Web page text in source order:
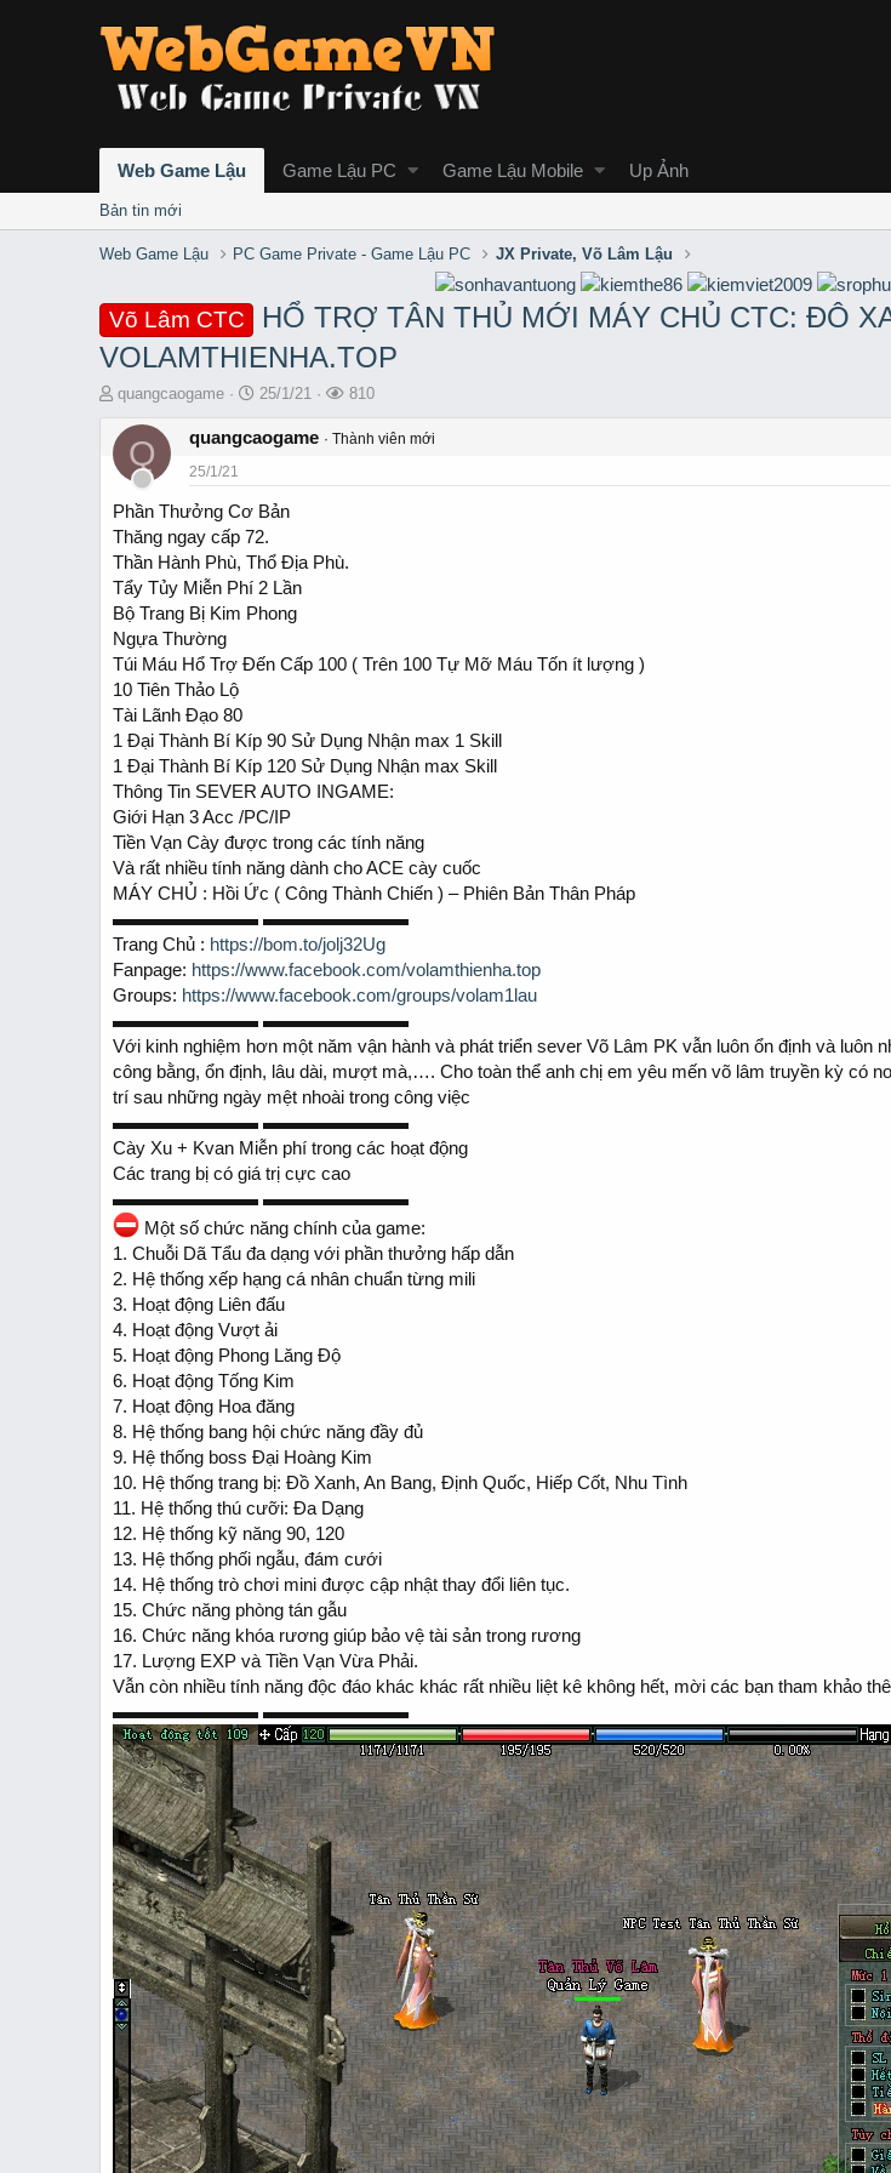
Web Game Lậu Game Lậu PC Game Lậu Mobile Up Ảnh
Bản tin mới
Web Game Lậu PC Game Private - Game Lậu PC JX Private, Võ Lâm Lậu
Võ Lâm CTC
HỔ TRỢ TÂN THỦ MỚI MÁY CHỦ CTC: ĐÔ
VOLAMTHIENHA.TOP
T
r
a
d
t
a
r
t
e
r
quangcaogame
S
a
d
a
t
e
25/1/21
L
ợ
810
Q quangcaogame
Thành viên mới
25/1/21
Phần Thưởng Cơ Bản
Thăng ngay cấp 72.
Thần Hành Phù, Thổ Địa Phù.
Tẩy Tủy Miễn Phí 2 Lần
Bộ Trang Bị Kim Phong
Ngựa Thường
Túi Máu Hổ Trợ Đến Cấp 100 ( Trên 100 Tự Mỡ Máu Tốn ít lượng )
10 Tiên Thảo Lộ
Tài Lãnh Đạo 80
1 Đại Thành Bí Kíp 90 Sử Dụng Nhận max 1 Skill
1 Đại Thành Bí Kíp 120 Sử Dụng Nhận max Skill
Thông Tin SEVER AUTO INGAME:
Giới Hạn 3 Acc /PC/IP
Tiền Vạn Cày được trong các tính năng
Và rất nhiều tính năng dành cho ACE cày cuốc
MÁY CHỦ : Hồi Ức ( Công Thành Chiến ) – Phiên Bản Thân Pháp
▬▬▬▬▬▬▬▬ ▬▬▬▬▬▬▬▬
Trang Chủ : https://bom.to/jolj32Ug
Fanpage: https://www.facebook.com/volamthienha.top
Groups: https://www.facebook.com/groups/volam1lau
▬▬▬▬▬▬▬▬ ▬▬▬▬▬▬▬▬
Với kinh nghiệm hơn một năm vận hành và phát triển sever Võ Lâm PK vẫn luôn ổn định và luôn
công bằng, ổn định, lâu dài, mượt mà,…. Cho toàn thể anh chị em yêu mến võ lâm truyền kỳ có
trí sau những ngày mệt nhoài trong công việc
▬▬▬▬▬▬▬▬ ▬▬▬▬▬▬▬▬
Cày Xu + Kvan Miễn phí trong các hoạt động
Các trang bị có giá trị cực cao
▬▬▬▬▬▬▬▬ ▬▬▬▬▬▬▬▬
Một số chức năng chính của game:
1. Chuỗi Dã Tẩu đa dạng với phần thưởng hấp dẫn
2. Hệ thống xếp hạng cá nhân chuẩn từng mili
3. Hoạt động Liên đấu
4. Hoạt động Vượt ải
5. Hoạt động Phong Lăng Độ
6. Hoạt động Tống Kim
7. Hoạt động Hoa đăng
8. Hệ thống bang hội chức năng đầy đủ
9. Hệ thống boss Đại Hoàng Kim
10. Hệ thống trang bị: Đồ Xanh, An Bang, Định Quốc, Hiếp Cốt, Nhu Tình
11. Hệ thống thú cưỡi: Đa Dạng
12. Hệ thống kỹ năng 90, 120
13. Hệ thống phối ngẫu, đám cưới
14. Hệ thống trò chơi mini được cập nhật thay đổi liên tục.
15. Chức năng phòng tán gẫu
16. Chức năng khóa rương giúp bảo vệ tài sản trong rương
17. Lượng EXP và Tiền Vạn Vừa Phải.
Vẫn còn nhiều tính năng độc đáo khác khác rất nhiều liệt kê không hết, mời các bạn tham khảo
▬▬▬▬▬▬▬▬ ▬▬▬▬▬▬▬▬